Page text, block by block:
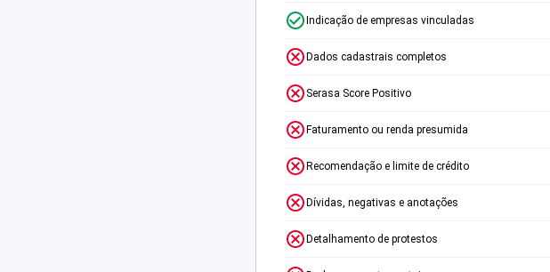
Indicação de empresas vinculadas
Dados cadastrais completos
Serasa Score Positivo
Faturamento ou renda presumida
Recomendação e limite de crédito
Dívidas, negativas e anotações
Detalhamento de protestos